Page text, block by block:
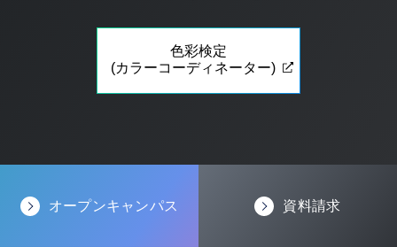
色彩検定
(カラーコーディネーター)
オープンキャンパス 資料請求